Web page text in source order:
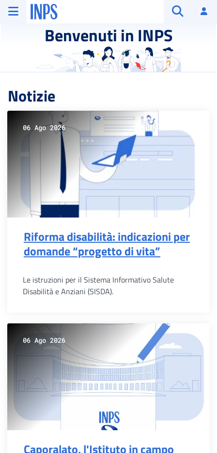
Vai al menu principale
Vai al contenuto principale
Vai al pie' di pagina
INPS ()
Benvenuti in INPS
Notizie
06 Ago 2026
Riforma disabilità: indicazioni per
domande “progetto di vita”
Le istruzioni per il Sistema Informativo Salute
Disabilità e Anziani (SISDA).
06 Ago 2026
Caporalato, l'Istituto in campo